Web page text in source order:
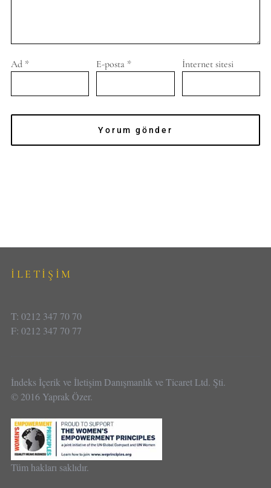
Ad * E-posta * İnternet sitesi
İLETİŞİM
T: 0212 347 70 70
F: 0212 347 70 77
İndeks İçerik ve İletişim Danışmanlık ve Ticaret Ltd. Şti.
© 2016 Yaprak Özer.
Tüm hakları saklıdır.